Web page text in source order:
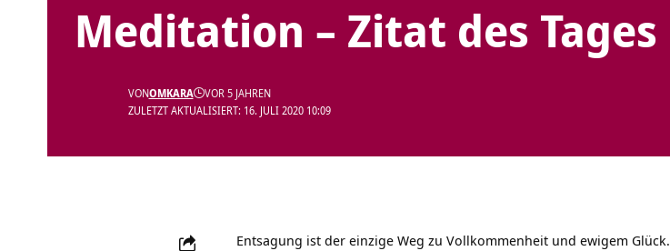
Meditation – Zitat des Tages
ZULETZT AKTUALISIERT: 16. JULI 2020 10:09
VONOMKARA VOR 5 JAHREN
Entsagung ist der einzige Weg zu Vollkommenheit und ewigem Glück.